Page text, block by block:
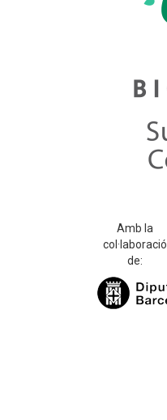
Amb la
col·laboració
de: